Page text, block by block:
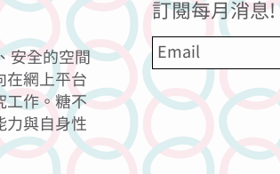
安全的空間
在網上平台
工作。糖不
力與自身性
訂閱每月消息!